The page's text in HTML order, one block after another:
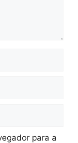
para a